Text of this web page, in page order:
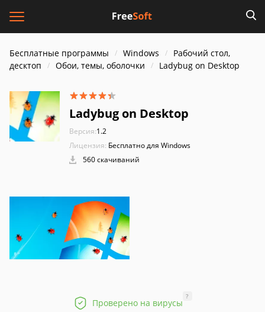
Бесплатные программы Windows
Рабочий стол,
десктоп
Обои, темы, оболочки Ladybug on Desktop
Ladybug on Desktop
Версия:1.2
Лицензия: Бесплатно для Windows
560 скачиваний
Проверено на вирусы
?